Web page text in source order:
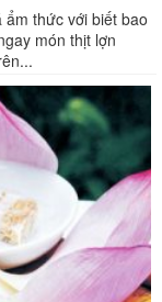
thức với biết bao
món thịt lợn